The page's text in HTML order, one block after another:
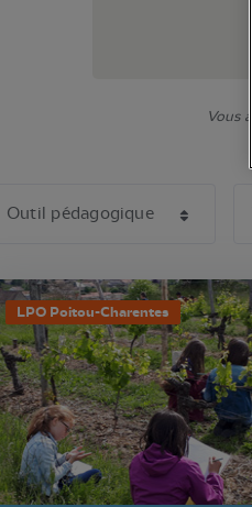
Vous
LPO Poitou-Charentes